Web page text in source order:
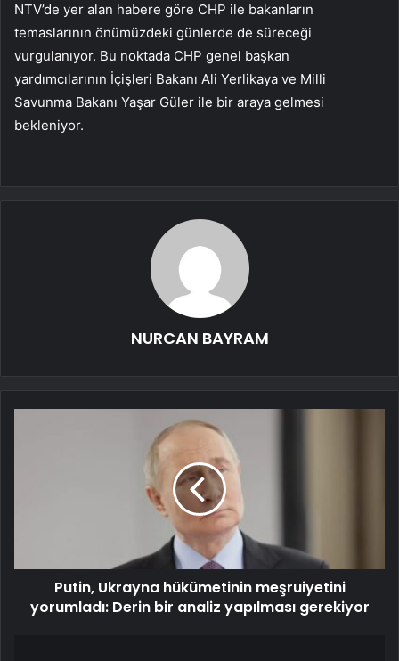
NTV’de yer alan habere göre CHP ile bakanların
temaslarının önümüzdeki günlerde de süreceği
vurgulanıyor. Bu noktada CHP genel başkan
yardımcılarının İçişleri Bakanı Ali Yerlikaya ve Milli
Savunma Bakanı Yaşar Güler ile bir araya gelmesi
bekleniyor.
NURCAN BAYRAM
Putin, Ukrayna hükümetinin meşruiyetini
yorumladı: Derin bir analiz yapılması gerekiyor